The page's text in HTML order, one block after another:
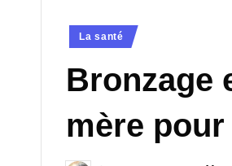
Posted
La santé
Bronzage
mère